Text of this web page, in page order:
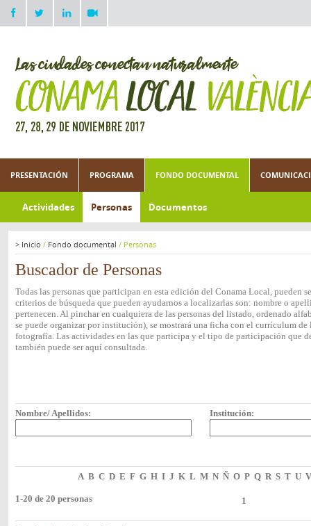
PRESENTACIÓN PROGRAMA FONDO DOCUMENTAL
Actividades Personas Documentos
> Inicio / Fondo documental / Personas
Buscador de Personas
Todas las personas que participan en esta edición del Conama Local, pueden
criterios de búsqueda que pueden ayudarnos a localizarlas son: nombre o
pertenecen. Al pinchar en cualquiera de las personas del listado, ordenado
se puede organizar por institución), se mostrará una ficha con el currículum de
fotografía. Las actividades en las que participa y el tipo de participación que
también puede ser aquí consultada.
Nombre/ Apellidos: Institución:
A B C D E F G H I J K L M N Ñ O P Q R S T U V
1-20 de 20 personas 1